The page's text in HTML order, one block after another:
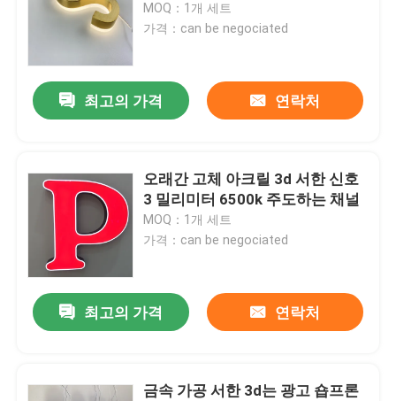
MOQ：1개 세트
가격：can be negociated
최고의 가격 연락처
오래간 고체 아크릴 3d 서한 신호
3 밀리미터 6500k 주도하는 채널
MOQ：1개 세트
가격：can be negociated
최고의 가격 연락처
금속 가공 서한 3d는 광고 숍프론